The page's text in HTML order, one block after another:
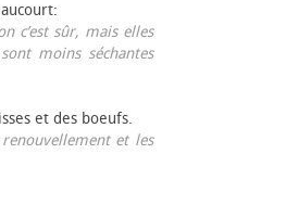
c’est sûr, mais elles
moins séchantes
et des bœufs.
et les